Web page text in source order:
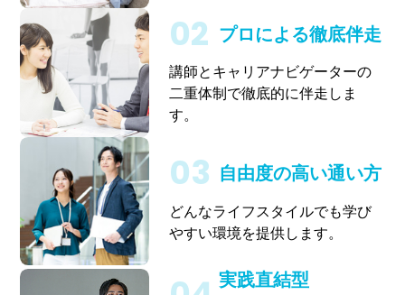
プロによる徹底伴走
講師とキャリアナビゲーターの
二重体制で徹底的に伴走しま
す。
自由度の高い通い方
どんなライフスタイルでも学び
やすい環境を提供します。
実践直結型